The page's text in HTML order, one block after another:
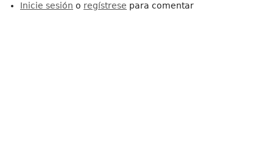
Inicie sesión o regístrese para comentar